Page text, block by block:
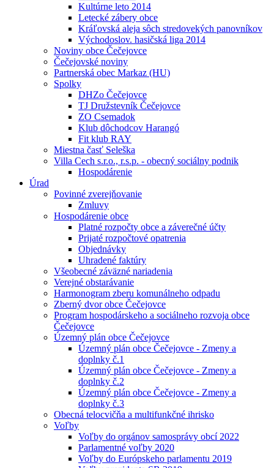
Kultúrne leto 2014
Letecké zábery obce
Kráľovská aleja sôch stredovekých panovníkov
Východoslov. hasičská liga 2014
Noviny obce Čečejovce
Čečejovské noviny
Partnerská obec Markaz (HU)
Spolky
DHZo Čečejovce
TJ Družstevník Čečejovce
ZO Csemadok
Klub dôchodcov Harangó
Fit klub RAY
Miestna časť Seleška
Villa Cech s.r.o., r.s.p. - obecný sociálny podnik
Hospodárenie
Úrad
Povinné zverejňovanie
Zmluvy
Hospodárenie obce
Platné rozpočty obce a záverečné účty
Prijaté rozpočtové opatrenia
Objednávky
Uhradené faktúry
Všeobecné záväzné nariadenia
Verejné obstarávanie
Harmonogram zberu komunálneho odpadu
Zberný dvor obce Čečejovce
Program hospodárskeho a sociálneho rozvoja obce
Čečejovce
Územný plán obce Čečejovce
Územný plán obce Čečejovce - Zmeny a
doplnky č.1
Územný plán obce Čečejovce - Zmeny a
doplnky č.2
Územný plán obce Čečejovce - Zmeny a
doplnky č.3
Obecná telocvičňa a multifunkčné ihrisko
Voľby
Voľby do orgánov samosprávy obcí 2022
Parlamentné voľby 2020
Voľby do Európskeho parlamentu 2019